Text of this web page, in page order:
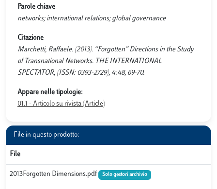
Parole chiave
networks; international relations; global governance
Citazione
Marchetti, Raffaele. (2013). “Forgotten” Directions in the Study
of Transnational Networks. THE INTERNATIONAL
SPECTATOR, (ISSN: 0393-2729), 4:48, 69-70.
Appare nelle tipologie:
01.1 - Articolo su rivista (Article)
File in questo prodotto:
File
2013Forgotten Dimensions.pdf Solo gestori archivio